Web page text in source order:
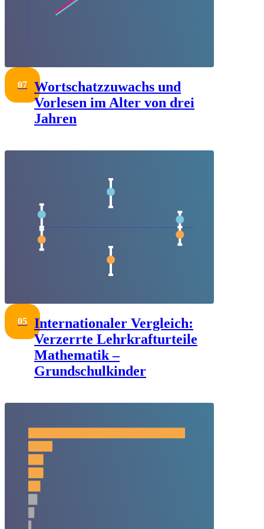
07
Wortschatzzuwachs und
Vorlesen im Alter von drei
Jahren
05
Internationaler Vergleich:
Verzerrte Lehrkrafturteile
Mathematik –
Grundschulkinder